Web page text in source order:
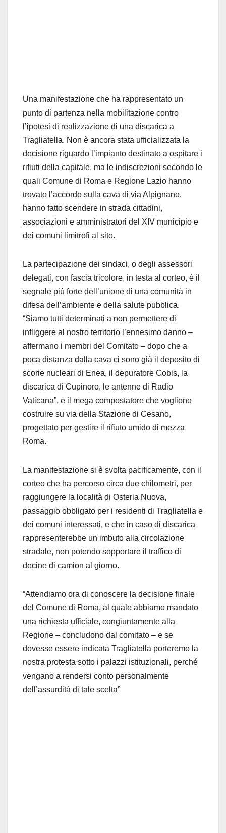
Una manifestazione che ha rappresentato un
punto di partenza nella mobilitazione contro
l’ipotesi di realizzazione di una discarica a
Tragliatella. Non è ancora stata ufficializzata la
decisione riguardo l’impianto destinato a ospitare i
rifiuti della capitale, ma le indiscrezioni secondo le
quali Comune di Roma e Regione Lazio hanno
trovato l’accordo sulla cava di via Alpignano,
hanno fatto scendere in strada cittadini,
associazioni e amministratori del XIV municipio e
dei comuni limitrofi al sito.
La partecipazione dei sindaci, o degli assessori
delegati, con fascia tricolore, in testa al corteo, è il
segnale più forte dell’unione di una comunità in
difesa dell’ambiente e della salute pubblica.
“Siamo tutti determinati a non permettere di
infliggere al nostro territorio l’ennesimo danno –
affermano i membri del Comitato – dopo che a
poca distanza dalla cava ci sono già il deposito di
scorie nucleari di Enea, il depuratore Cobis, la
discarica di Cupinoro, le antenne di Radio
Vaticana”, e il mega compostatore che vogliono
costruire su via della Stazione di Cesano,
progettato per gestire il rifiuto umido di mezza
Roma.
La manifestazione si è svolta pacificamente, con il
corteo che ha percorso circa due chilometri, per
raggiungere la località di Osteria Nuova,
passaggio obbligato per i residenti di Tragliatella e
dei comuni interessati, e che in caso di discarica
rappresenterebbe un imbuto alla circolazione
stradale, non potendo sopportare il traffico di
decine di camion al giorno.
“Attendiamo ora di conoscere la decisione finale
del Comune di Roma, al quale abbiamo mandato
una richiesta ufficiale, congiuntamente alla
Regione – concludono dal comitato – e se
dovesse essere indicata Tragliatella porteremo la
nostra protesta sotto i palazzi istituzionali, perché
vengano a rendersi conto personalmente
dell’assurdità di tale scelta”